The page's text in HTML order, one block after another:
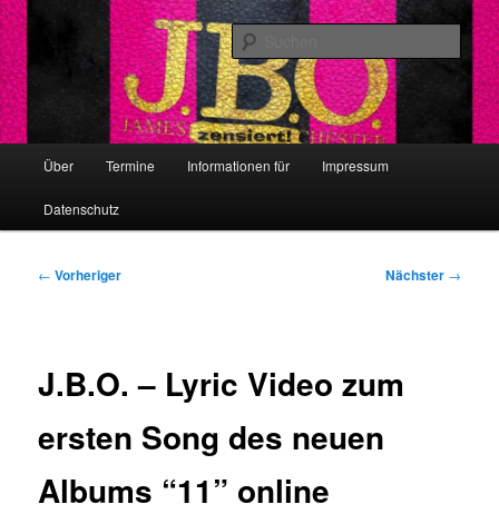
Zum
primären
Inhalt
springen
Megapress GbR
Hauptmenü
Über Termine Informationen für Impressum
Datenschutz
Beitragsnavigation
← Vorheriger Nächster →
J.B.O. – Lyric Video zum
ersten Song des neuen
Albums “11” online